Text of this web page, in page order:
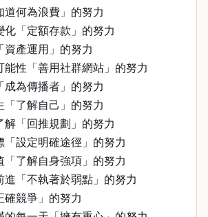
道何為浪費」的努力
化「定額存款」的努力
資產運用」的努力
能性「善用社群網站」的努力
成為傳播者」的努力
「了解自己」的努力
解「回推規劃」的努力
「設定明確途徑」的努力
「了解自身強項」的努力
進「不執著於弱點」的努力
確競爭」的努力